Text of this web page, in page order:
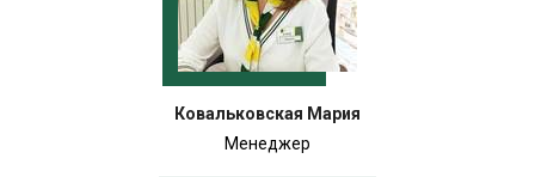
Ковальковская Мария
Менеджер